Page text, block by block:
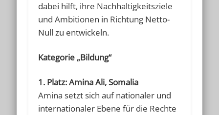
dabei hilft, ihre Nachhaltigkeitsziele
und Ambitionen in Richtung Netto-
Null zu entwickeln.
Kategorie „Bildung“
1. Platz: Amina Ali, Somalia
Amina setzt sich auf nationaler und
internationaler Ebene für die Rechte